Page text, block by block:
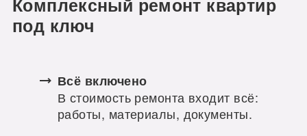
под ключ
Всё включено
В стоимость ремонта входит всё:
работы, материалы, документы.